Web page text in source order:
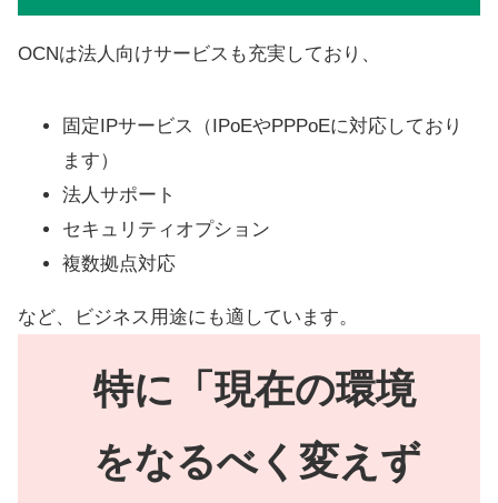
OCNは法人向けサービスも充実しており、
固定IPサービス（IPoEやPPPoEに対応しており
ます）
法人サポート
セキュリティオプション
複数拠点対応
など、ビジネス用途にも適しています。
特に「現在の環境
をなるべく変えず